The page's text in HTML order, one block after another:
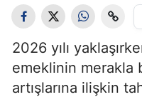
2026 yılı
emeklinin merakla
artışlarına ilişkin